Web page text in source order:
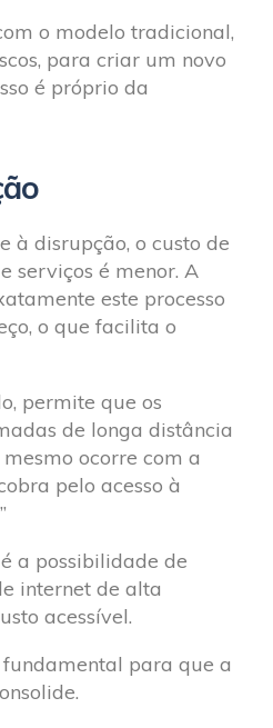
o modelo tradicional,
para criar um novo
é próprio da
à disrupção, o custo de
serviços é menor. A
este processo
o que facilita o
permite que os
de longa distância
ocorre com a
pelo acesso à
a possibilidade de
internet de alta
acessível.
para que a